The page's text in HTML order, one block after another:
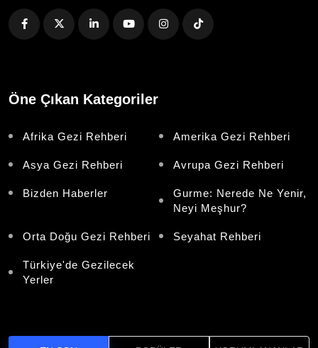
Öne Çıkan Kategoriler
Afrika Gezi Rehberi Amerika Gezi Rehberi
Asya Gezi Rehberi Avrupa Gezi Rehberi
Bizden Haberler
Gurme: Nerede Ne Yenir,
Neyi Meşhur?
Orta Doğu Gezi Rehberi Seyahat Rehberi
Türkiye'de Gezilecek
Yerler